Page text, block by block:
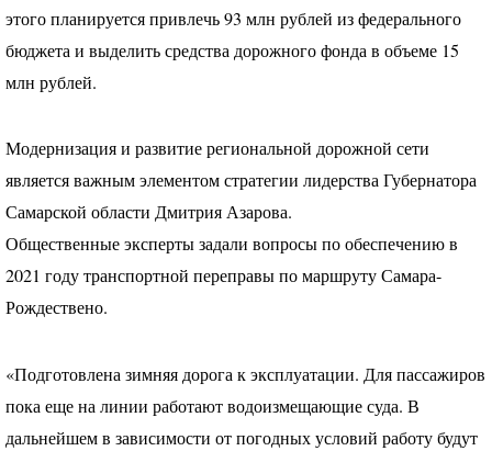
этого планируется привлечь 93 млн рублей из федерального
бюджета и выделить средства дорожного фонда в объеме 15
млн рублей.
Модернизация и развитие региональной дорожной сети
является важным элементом стратегии лидерства Губернатора
Самарской области Дмитрия Азарова.
Общественные эксперты задали вопросы по обеспечению в
2021 году транспортной переправы по маршруту Самара-
Рождествено.
«Подготовлена зимняя дорога к эксплуатации. Для пассажиров
пока еще на линии работают водоизмещающие суда. В
дальнейшем в зависимости от погодных условий работу будут